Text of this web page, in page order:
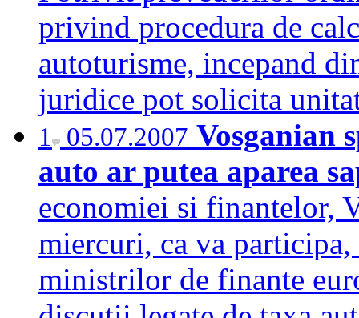
privind procedura de
autoturisme, incepand
juridice pot solicita
1 05.07.2007 Vosganian
auto ar putea aparea
economiei si finantelor,
miercuri, ca va
ministrilor de finante